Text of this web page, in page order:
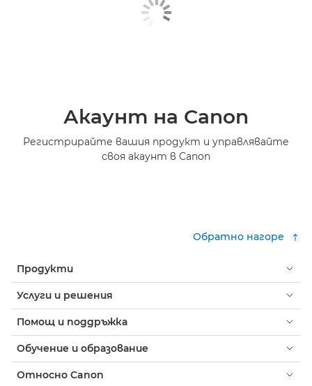
Акаунт на Canon
Регистрирайте вашия продукт и управлявайте
своя акаунт в Canon
Обратно нагоре
Продукти
Услуги и решения
Помощ и поддръжка
Обучение и образование
Относно Canon